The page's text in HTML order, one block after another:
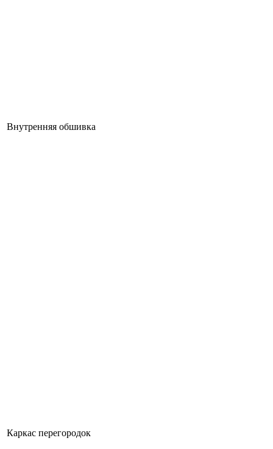
Внутренняя обшивка
Каркас перегородок